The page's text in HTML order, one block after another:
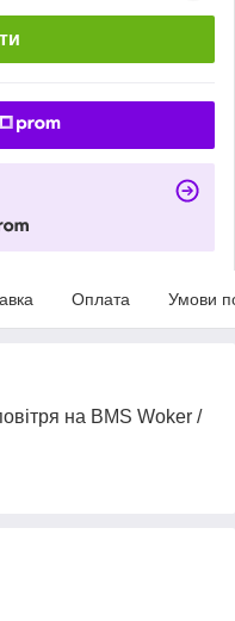
Оплата Умови
на BMS Woker /